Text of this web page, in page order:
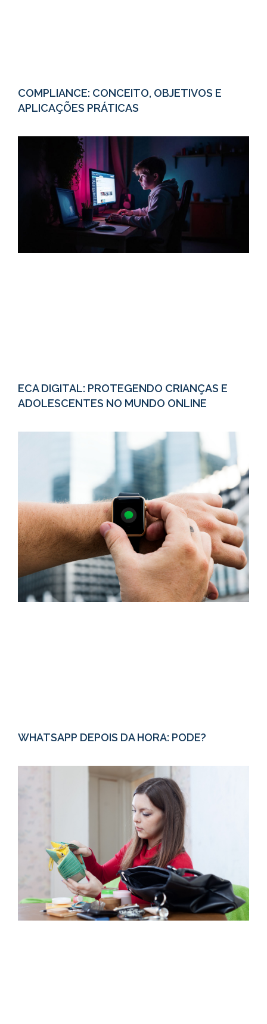
COMPLIANCE: CONCEITO, OBJETIVOS E
APLICAÇÕES PRÁTICAS
ECA DIGITAL: PROTEGENDO CRIANÇAS E
ADOLESCENTES NO MUNDO ONLINE
WHATSAPP DEPOIS DA HORA: PODE?